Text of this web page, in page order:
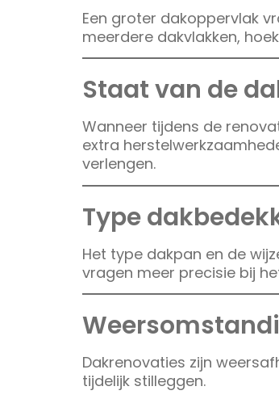
Een groter dakoppervlak
meerdere dakvlakken,
Staat van de
Wanneer tijdens de
extra
verlengen.
Type
Het type dakpan en de
vragen meer precisie bij
Dakrenovaties zijn
tijdelijk stilleggen.